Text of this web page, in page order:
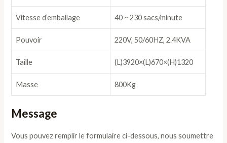
Vitesse d’emballage 40 ~ 230 sacs/minute
Pouvoir 220V, 50/60HZ, 2.4KVA
Taille (L)3920×(L)670×(H)1320
Masse 800Kg
Message
Vous pouvez remplir le formulaire ci-dessous, nous soumettre